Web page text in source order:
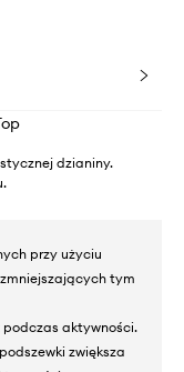
dzianiny.
przy użyciu
tym
aktywności.
zwiększa